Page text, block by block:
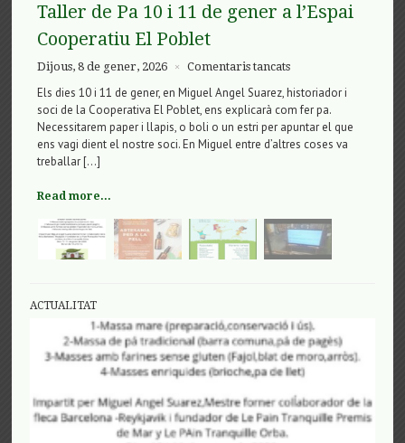
Taller de Pa 10 i 11 de gener a l’Espai
Cooperatiu El Poblet
Dijous, 8 de gener, 2026 × Comentaris tancatsa
de
Pa
10
i
a
l’Espai
Cooperatiu
Els dies 10 i 11 de gener, en Miguel Angel Suarez, historiador i
soci de la Cooperativa El Poblet, ens explicarà com fer pa.
Necessitarem paper i llapis, o boli o un estri per apuntar el que
ens vagi dient el nostre soci. En Miguel entre d’altres coses va
treballar […]
Read more...
ACTUALITAT